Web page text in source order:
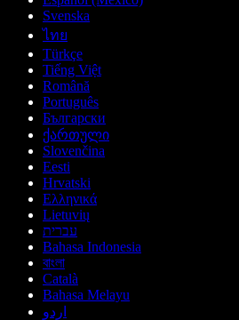
Svenska
ไทย
Türkçe
Tiếng Việt
Română
Português
Български
ქართული
Slovenčina
Eesti
Hrvatski
Ελληνικά
Lietuvių
עברית
Bahasa Indonesia
বাংলা
Català
Bahasa Melayu
اردو